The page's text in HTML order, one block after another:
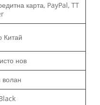
карта, PayPal, TT
Китай
нов
волан